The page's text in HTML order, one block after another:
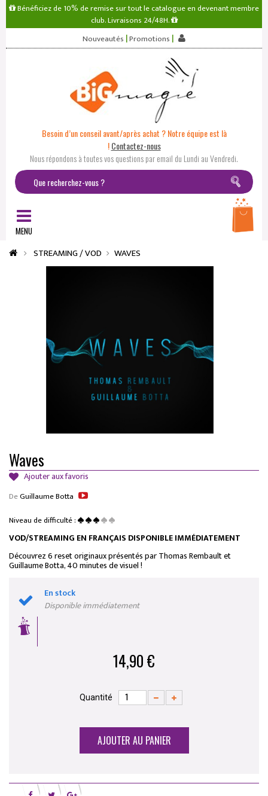
Bénéficiez de 10% de remise sur tout le catalogue en devenant membre
club. Livraisons 24/48H.
Nouveautés |Promotions |
Besoin d’un conseil avant/après achat ? Notre équipe est là
! Contactez-nous
Nous répondons à toutes vos questions par email du Lundi au Vendredi.
MENU
STREAMING / VOD WAVES
Waves
Ajouter aux favoris
DeGuillaume Botta
Niveau de difficulté :
VOD/STREAMING EN FRANÇAIS DISPONIBLE IMMÉDIATEMENT
Découvrez 6 reset originauxprésentés par Thomas Rembault et
Guillaume Botta, 40 minutes de visuel !
En stock
Disponible immédiatement
14,90 €
Quantité
AJOUTER AU PANIER